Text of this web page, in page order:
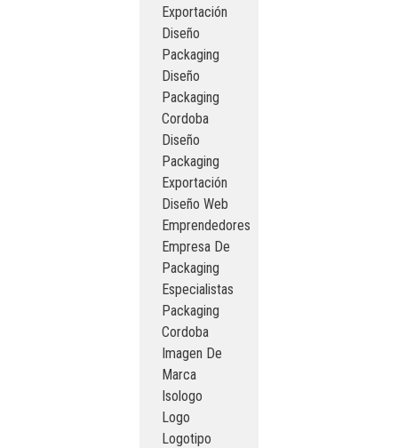
Exportación
Diseño
Packaging
Diseño
Packaging
Cordoba
Diseño
Packaging
Exportación
Diseño Web
Emprendedores
Empresa De
Packaging
Especialistas
Packaging
Cordoba
Imagen De
Marca
Isologo
Logo
Logotipo